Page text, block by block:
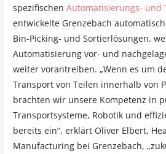
spezifischen Automatisierungs- und
entwickelte Grenzebach
Bin-Picking- und Sortierlösungen,
Automatisierung vor- und
weiter vorantreiben. „Wenn es um
Transport von Teilen innerhalb von
brachten wir unsere Kompetenz in
Transportsysteme, Robotik und
bereits ein“, erklärt Oliver Elbert,
Manufacturing bei Grenzebach,